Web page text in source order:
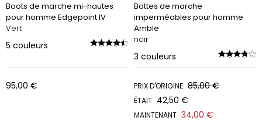
Boots de marche mi-hautes
pour homme Edgepoint IV
Vert
5 couleurs
95,00 €
Bottes de marche
imperméables pour homme
Amble
noir
3 couleurs
PRIX D'ORIGINE 85,00 €
ÉTAIT 42,50 €
MAINTENANT 34,00 €